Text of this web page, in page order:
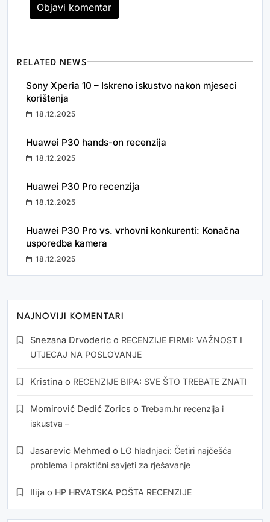
RELATED NEWS
Sony Xperia 10 – Iskreno iskustvo nakon mjeseci
korištenja
18.12.2025
Huawei P30 hands-on recenzija
18.12.2025
Huawei P30 Pro recenzija
18.12.2025
Huawei P30 Pro vs. vrhovni konkurenti: Konačna
usporedba kamera
18.12.2025
NAJNOVIJI KOMENTARI
Snezana Drvoderic o RECENZIJE FIRMI: VAŽNOST I
UTJECAJ NA POSLOVANJE
Kristina o RECENZIJE BIPA: SVE ŠTO TREBATE ZNATI
Momirović Dedić Zorics o Trebam.hr recenzija i
iskustva –
Jasarevic Mehmed o LG hladnjaci: Četiri najčešća
problema i praktični savjeti za rješavanje
Ilija o HP HRVATSKA POŠTA RECENZIJE